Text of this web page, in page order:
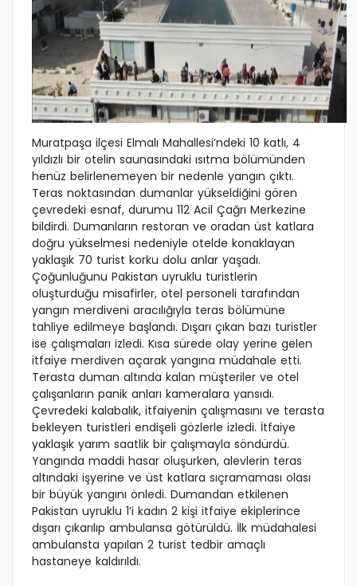
Muratpaşa ilçesi Elmalı Mahallesi’ndeki 10 katlı, 4
yıldızlı bir otelin saunasındaki ısıtma bölümünden
henüz belirlenemeyen bir nedenle yangın çıktı.
Teras noktasından dumanlar yükseldiğini gören
çevredeki esnaf, durumu 112 Acil Çağrı Merkezine
bildirdi. Dumanların restoran ve oradan üst katlara
doğru yükselmesi nedeniyle otelde konaklayan
yaklaşık 70 turist korku dolu anlar yaşadı.
Çoğunluğunu Pakistan uyruklu turistlerin
oluşturduğu misafirler, otel personeli tarafından
yangın merdiveni aracılığıyla teras bölümüne
tahliye edilmeye başlandı. Dışarı çıkan bazı turistler
ise çalışmaları izledi. Kısa sürede olay yerine gelen
itfaiye merdiven açarak yangına müdahale etti.
Terasta duman altında kalan müşteriler ve otel
çalışanların panik anları kameralara yansıdı.
Çevredeki kalabalık, itfaiyenin çalışmasını ve terasta
bekleyen turistleri endişeli gözlerle izledi. İtfaiye
yaklaşık yarım saatlik bir çalışmayla söndürdü.
Yangında maddi hasar oluşurken, alevlerin teras
altındaki işyerine ve üst katlara sıçramaması olası
bir büyük yangını önledi. Dumandan etkilenen
Pakistan uyruklu 1’i kadın 2 kişi itfaiye ekiplerince
dışarı çıkarılıp ambulansa götürüldü. İlk müdahalesi
ambulansta yapılan 2 turist tedbir amaçlı
hastaneye kaldırıldı.